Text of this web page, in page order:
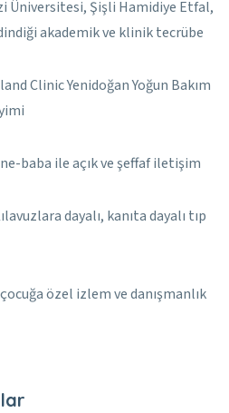
Üniversitesi, Şişli Hamidiye Etfal,
akademik ve klinik tecrübe
Clinic Yenidoğan Yoğun Bakım
baba ile açık ve şeffaf iletişim
dayalı, kanıta dayalı tıp
özel izlem ve danışmanlık